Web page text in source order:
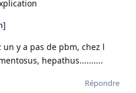
]
y a pas de pbm, chez l
hepathus..........
Répondre